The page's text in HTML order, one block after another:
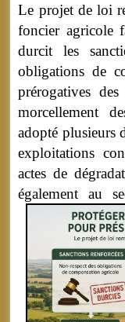
Le projet de loi
foncier agricole
durcit les
obligations de
prérogatives
morcellement
adopté plusieurs
exploitations
actes de
également au